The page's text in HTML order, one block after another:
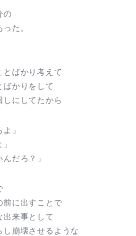
の
た。
とばかり考えて
ばかりをして
しにしてたから
」
だろ？」
前に出すことで
出来事として
し崩壊させるような